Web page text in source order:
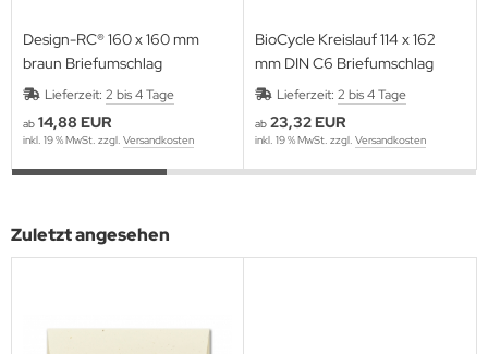
Design-RC® 160 x 160 mm
braun Briefumschlag
Lieferzeit: 2 bis 4 Tage
ab 14,88 EUR
inkl. 19 % MwSt. zzgl. Versandkosten
BioCycle Kreislauf 114 x 162
mm DIN C6 Briefumschlag
Lieferzeit: 2 bis 4 Tage
ab 23,32 EUR
inkl. 19 % MwSt. zzgl. Versandkosten
Zuletzt angesehen